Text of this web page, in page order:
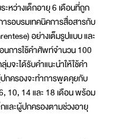
ะหว่างเด็กอายุ 6 เดือนที่ถูก
รอบรมเทคนิคการสื่อสารกับ
อย่างเต็มรูปแบบ และ
นการใช้คำศัพท์จำนวน 100
จะได้รับคำแนะนำให้ใช้คำ
กครองจะทำการพูดคุยกับ
10, 14 และ 18 เดือน พร้อม
และผู้ปกครองตามช่วงอายุ